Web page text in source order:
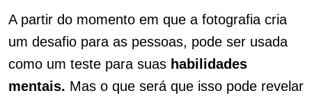
A partir do momento em que a fotografia cria
um desafio para as pessoas, pode ser usada
como um teste para suas habilidades
mentais. Mas o que será que isso pode revelar